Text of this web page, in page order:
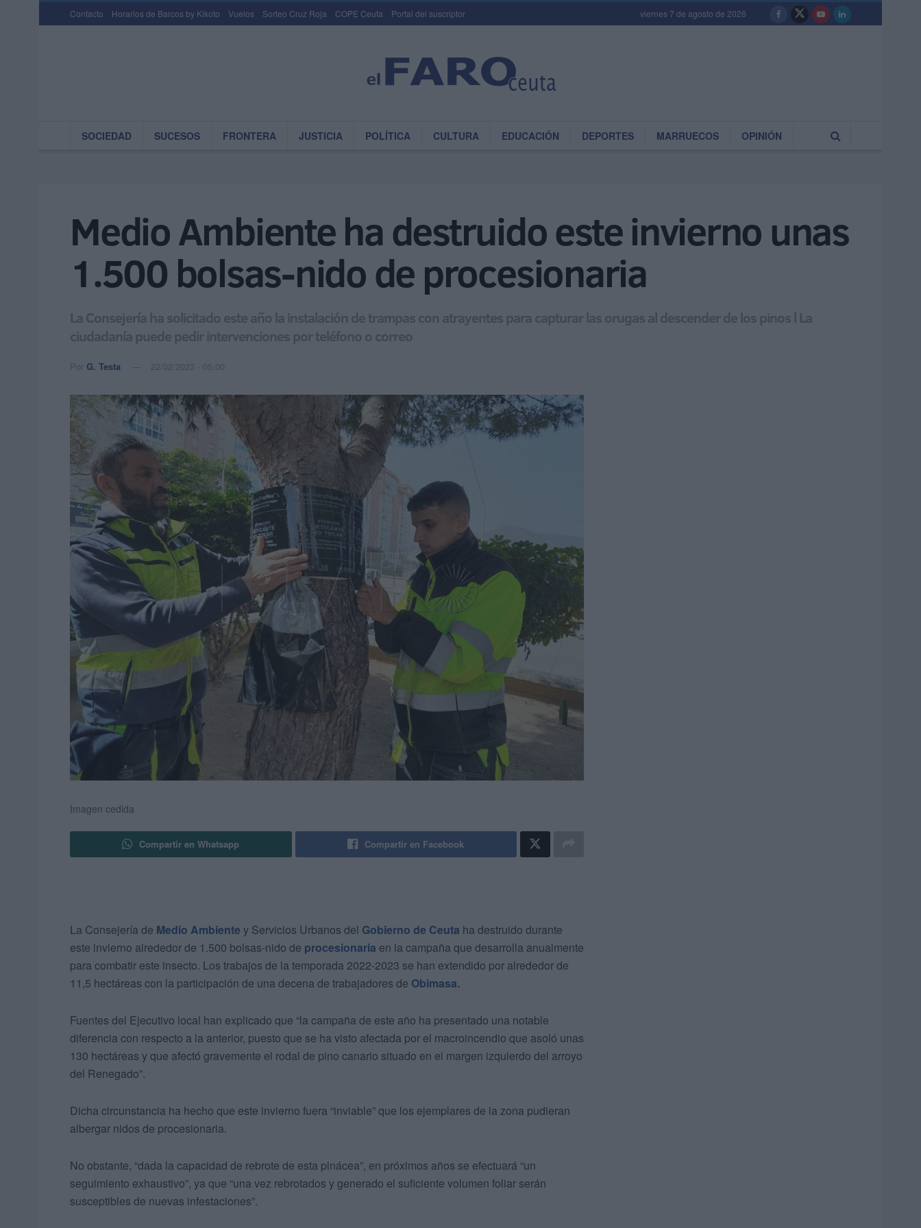
Contacto Horarios de Barcos by Kikoto Vuelos Sorteo Cruz Roja COPE Ceuta Portal del suscriptor viernes 7 de agosto de 2026
SOCIEDAD SUCESOS FRONTERA JUSTICIA POLÍTICA CULTURA EDUCACIÓN DEPORTES MARRUECOS OPINIÓN
Medio Ambiente ha destruido este invierno unas
1.500 bolsas-nido de procesionaria
La Consejería ha solicitado este año la instalación de trampas con atrayentes para capturar las orugas al descender de los pinos l La
ciudadanía puede pedir intervenciones por teléfono o correo
Por G. Testa 22/02/2023 - 05:00
Imagen cedida
Compartir en Whatsapp Compartir en Facebook
La Consejería de Medio Ambiente y Servicios Urbanos del Gobierno de Ceuta ha destruido durante
este invierno alrededor de 1.500 bolsas-nido de procesionaria en la campaña que desarrolla anualmente
para combatir este insecto. Los trabajos de la temporada 2022-2023 se han extendido por alrededor de
11,5 hectáreas con la participación de una decena de trabajadores de Obimasa.
Fuentes del Ejecutivo local han explicado que “la campaña de este año ha presentado una notable
diferencia con respecto a la anterior, puesto que se ha visto afectada por el macroincendio que asoló unas
130 hectáreas y que afectó gravemente el rodal de pino canario situado en el margen izquierdo del arroyo
del Renegado”.
Dicha circunstancia ha hecho que este invierno fuera “inviable” que los ejemplares de la zona pudieran
albergar nidos de procesionaria.
No obstante, “dada la capacidad de rebrote de esta pinácea”, en próximos años se efectuará “un
seguimiento exhaustivo”, ya que “una vez rebrotados y generado el suficiente volumen foliar serán
susceptibles de nuevas infestaciones”.